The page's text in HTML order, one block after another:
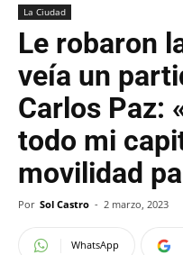
La Ciudad
Le robaron
veía un
Carlos Paz:
todo mi
movilidad
Por Sol Castro - 2 marzo, 2023
WhatsApp